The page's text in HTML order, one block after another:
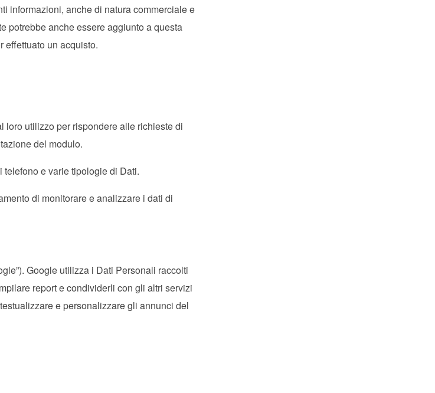
informazioni, anche di natura commerciale e
potrebbe anche essere aggiunto a questa
effettuato un acquisto.
loro utilizzo per rispondere alle richieste di
del modulo.
e varie tipologie di Dati.
di monitorare e analizzare i dati di
Google utilizza i Dati Personali raccolti
report e condividerli con gli altri servizi
e personalizzare gli annunci del